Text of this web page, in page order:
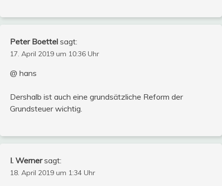
Peter Boettel sagt:
17. April 2019 um 10:36 Uhr
@ hans
Dershalb ist auch eine grundsätzliche Reform der
Grundsteuer wichtig.
I. Werner sagt:
18. April 2019 um 1:34 Uhr